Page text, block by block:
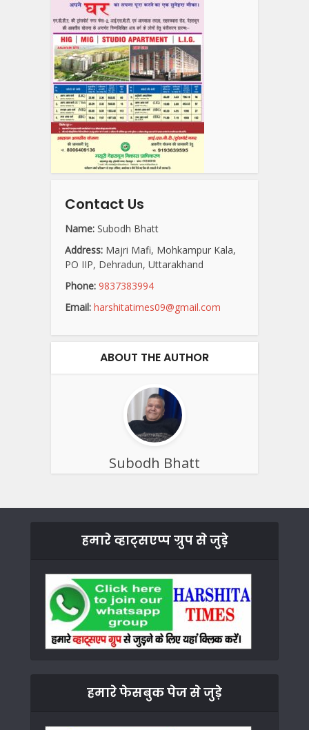
Contact Us
Name: Subodh Bhatt
Address: Majri Mafi, Mohkampur Kala,
PO IIP, Dehradun, Uttarakhand
Phone: 9837383994
Email: harshitatimes09@gmail.com
ABOUT THE AUTHOR
Subodh Bhatt
हमारे व्हाट्सएप्प ग्रुप से जुड़े
हमारे फेसबुक पेज से जुड़े